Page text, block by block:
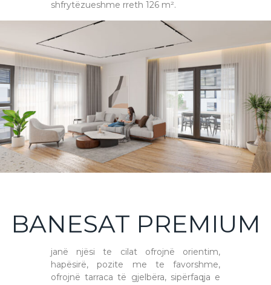
shfrytëzueshme rreth 126 m².
BANESAT PREMIUM
janë njësi te cilat ofrojnë orientim,
hapësirë, pozite me te favorshme,
ofrojnë tarraca të gjelbëra, sipërfaqja e